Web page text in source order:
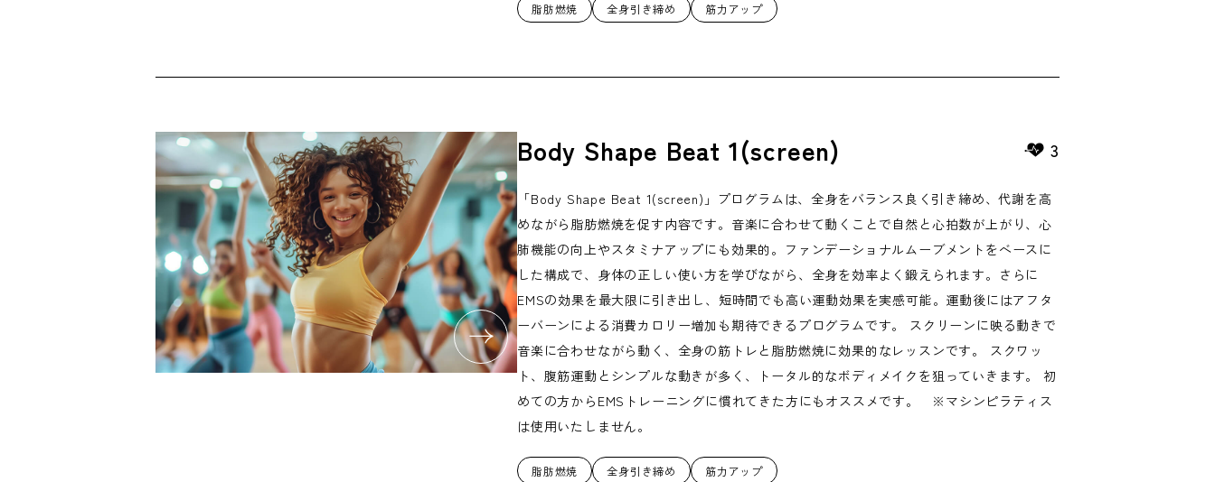
脂肪燃焼 全身引き締め 筋力アップ
Body Shape Beat 1(screen) 3
「Body Shape Beat 1(screen)」プログラムは、全身をバランス良く引き締め、代謝を高
めながら脂肪燃焼を促す内容です。音楽に合わせて動くことで自然と心拍数が上がり、心
肺機能の向上やスタミナアップにも効果的。ファンデーショナルムーブメントをベースに
した構成で、身体の正しい使い方を学びながら、全身を効率よく鍛えられます。さらに
EMSの効果を最大限に引き出し、短時間でも高い運動効果を実感可能。運動後にはアフタ
ーバーンによる消費カロリー増加も期待できるプログラムです。 スクリーンに映る動きで
音楽に合わせながら動く、全身の筋トレと脂肪燃焼に効果的なレッスンです。 スクワッ
ト、腹筋運動とシンプルな動きが多く、トータル的なボディメイクを狙っていきます。 初
めての方からEMSトレーニングに慣れてきた方にもオススメです。 ※マシンピラティス
は使用いたしません。
脂肪燃焼 全身引き締め 筋力アップ